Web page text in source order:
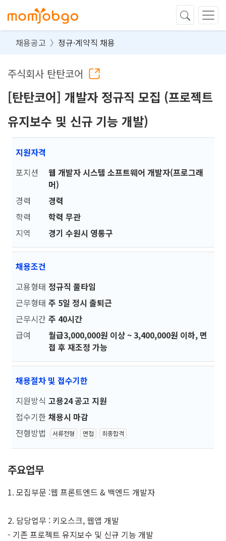
채용공고 정규·계약직 채용
주식회사 탄탄코어
[탄탄코어] 개발자 정규직 모집 (프로젝트
유지보수 및 신규 기능 개발)
지원자격
포지션
웹 개발자 시스템 소프트웨어 개발자(프로그래
머)
경력
경력
학력
학력 무관
지역
경기 수원시 영통구
채용조건
고용형태 정규직 풀타임
근무형태 주 5일 정시 출퇴근
근무시간 주 40시간
급여
월급3,000,000원 이상 ~ 3,400,000원 이하, 면
접 후 재조정 가능
채용절차 및 접수기한
지원방식 고용24 공고 지원
접수기한 채용시 마감
전형방법
서류전형 면접 최종합격
주요업무
1. 모집부문 :웹 프론트엔드 & 백엔드 개발자
2. 담당업무 : 키오스크, 웹앱 개발
- 기존 프로젝트 유지보수 및 신규 기능 개발